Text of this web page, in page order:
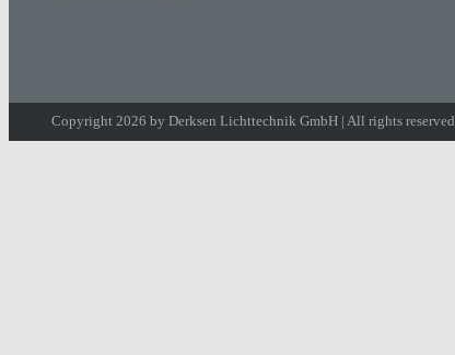
Copyright 2026 by Derksen Lichttechnik GmbH | All rights reserved